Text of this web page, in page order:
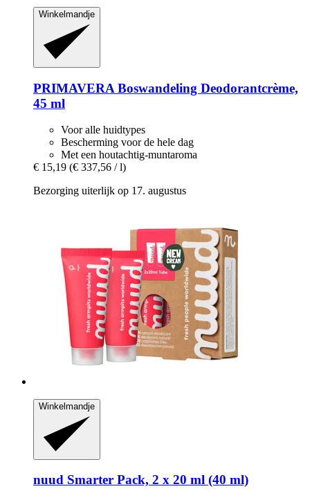
Winkelmandje
PRIMAVERA Boswandeling Deodorantcrème,
45 ml
Voor alle huidtypes
Bescherming voor de hele dag
Met een houtachtig-muntaroma
€ 15,19 (€ 337,56 / l)
Bezorging uiterlijk op 17. augustus
Winkelmandje
nuud Smarter Pack, 2 x 20 ml (40 ml)